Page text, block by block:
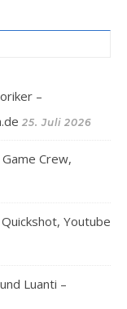
–
25. Juli 2026
Crew,
Youtube
Luanti –